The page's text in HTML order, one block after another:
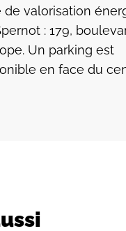
de valorisation
: 179,
Un parking est
en face du